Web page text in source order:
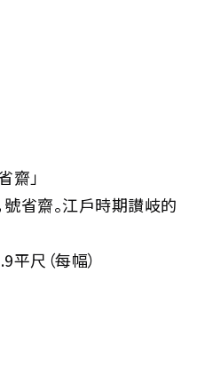
齋」
號省齋。江戶時期讃岐的
尺（每幅）